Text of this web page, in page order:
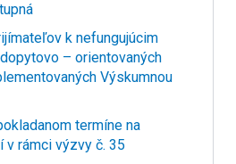
k nefungujúcim
– orientovaných
Výskumnou
termíne na
v rámci výzvy č. 35